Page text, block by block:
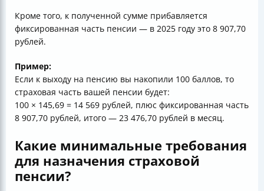
Кроме того, к полученной сумме прибавляется
фиксированная часть пенсии — в 2025 году это 8 907,70
рублей.
Пример:
Если к выходу на пенсию вы накопили 100 баллов, то
страховая часть вашей пенсии будет:
100 × 145,69 = 14 569 рублей, плюс фиксированная часть
8 907,70 рублей, итого — 23 476,70 рублей в месяц.
Какие минимальные требования
для назначения страховой
пенсии?